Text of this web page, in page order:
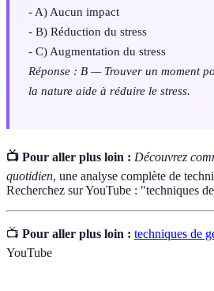
- A) Aucun impact
- B) Réduction du stress
- C) Augmentation du stress
Réponse : B — Trouver un moment
la nature aide à réduire le stress.
📺 Pour aller plus loin : Découvrez
quotidien, une analyse complète de
Recherchez sur YouTube : "techniques
📺 Pour aller plus loin : techniques de
YouTube